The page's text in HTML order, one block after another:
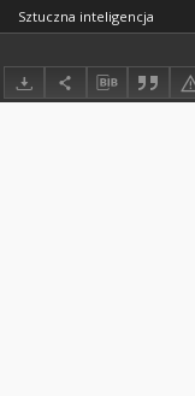
Sztuczna inteligencja